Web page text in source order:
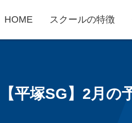
HOME スクールの特徴
【平塚SG】2月の